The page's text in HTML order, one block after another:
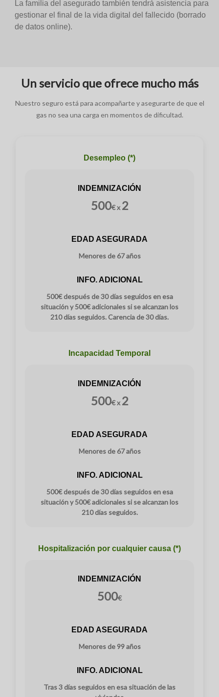
La familia del asegurado también tendrá asistencia para
gestionar el final de la vida digital del fallecido (borrado
de datos online).
Un servicio que ofrece mucho más
Nuestro seguro está para acompañarte y asegurarte de que el
gas no sea una carga en momentos de dificultad.
Desempleo (*)
INDEMNIZACIÓN
500€ x 2
EDAD ASEGURADA
Menores de 67 años
INFO. ADICIONAL
500€ después de 30 días seguidos en esa
situación y 500€ adicionales si se alcanzan los
210 días seguidos. Carencia de 30 días.
Incapacidad Temporal
INDEMNIZACIÓN
500€ x 2
EDAD ASEGURADA
Menores de 67 años
INFO. ADICIONAL
500€ después de 30 días seguidos en esa
situación y 500€ adicionales si se alcanzan los
210 días seguidos.
Hospitalización por cualquier causa (*)
INDEMNIZACIÓN
500€
EDAD ASEGURADA
Menores de 99 años
INFO. ADICIONAL
Tras 3 días seguidos en esa situación de las